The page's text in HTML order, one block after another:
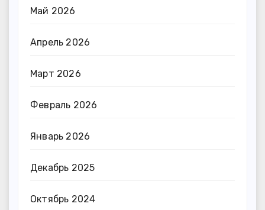
Май 2026
Апрель 2026
Март 2026
Февраль 2026
Январь 2026
Декабрь 2025
Октябрь 2024